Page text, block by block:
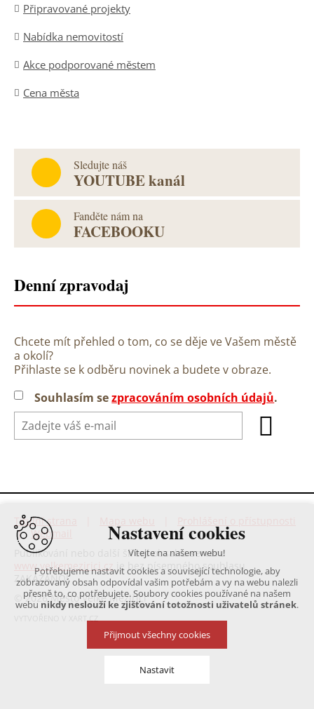
Připravované projekty
Nabídka nemovitostí
Akce podporované městem
Cena města
Sledujte náš
YOUTUBE kanál
Fanděte nám na
FACEBOOKU
Denní zpravodaj
Chcete mít přehled o tom, co se děje ve Vašem městě
a okolí?
Přihlaste se k odběru novinek a budete v obraze.
Souhlasím sezpracováním osobních údajů.
Titulní strana
|Webmail
Publikování nebo další šíření obsahu serveru
www.velkemezirici.cz
je bez písemného souhlasu
ZAKÁZÁNO!
© 2026 Město Velké Meziříčí
Nastavení cookies
Vítejte na našem webu!
Potřebujeme nastavit cookies a související technologie, aby
zobrazovaný obsah odpovídal vašim potřebám a vy na webu nalezli
přesně to, co potřebujete. Soubory cookies používané na našem
webu nikdy neslouží ke zjišťování totožnosti uživatelů stránek.
Přijmout všechny cookies
Nastavit